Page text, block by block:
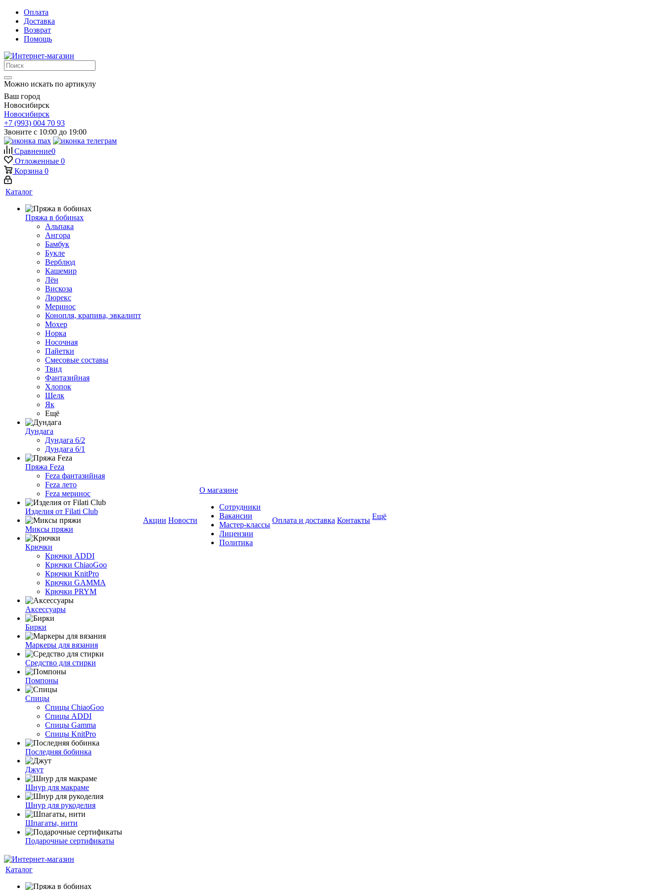
Оплата
Доставка
Возврат
Помощь
Можно искать по артикулу
Ваш город
Новосибирск
Новосибирск
+7 (993) 004 70 93
Звоните с 10:00 до 19:00
Сравнение0
Отложенные 0
Корзина 0
Каталог
Пряжа в бобинах
Альпака
Ангора
Бамбук
Букле
Верблюд
Кашемир
Лён
Вискоза
Люрекс
Меринос
Конопля, крапива, эвкалипт
Мохер
Норка
Носочная
Пайетки
Смесовые составы
Твид
Фантазийная
Хлопок
Шелк
Як
Ещё
Дундага
Дундага 6/2
Дундага 6/1
Пряжа Feza
Feza фантазийная
Feza лето
Feza меринос
Изделия от Filati Club
Миксы пряжи
Крючки
Крючки ADDI
Крючки ChiaoGoo
Крючки KnitPro
Крючки GAMMA
Крючки PRYM
Аксессуары
Бирки
Маркеры для вязания
Средство для стирки
Помпоны
Спицы
Спицы ChiaoGoo
Спицы ADDI
Спицы Gamma
Спицы KnitPro
Последняя бобинка
Джут
Шнур для макраме
Шнур для рукоделия
Шпагаты, нити
Подарочные сертификаты
Акции Новости
О магазине
Сотрудники
Вакансии
Мастер-классы
Лицензии
Политика
Оплата и доставка Контакты Ещё
Каталог